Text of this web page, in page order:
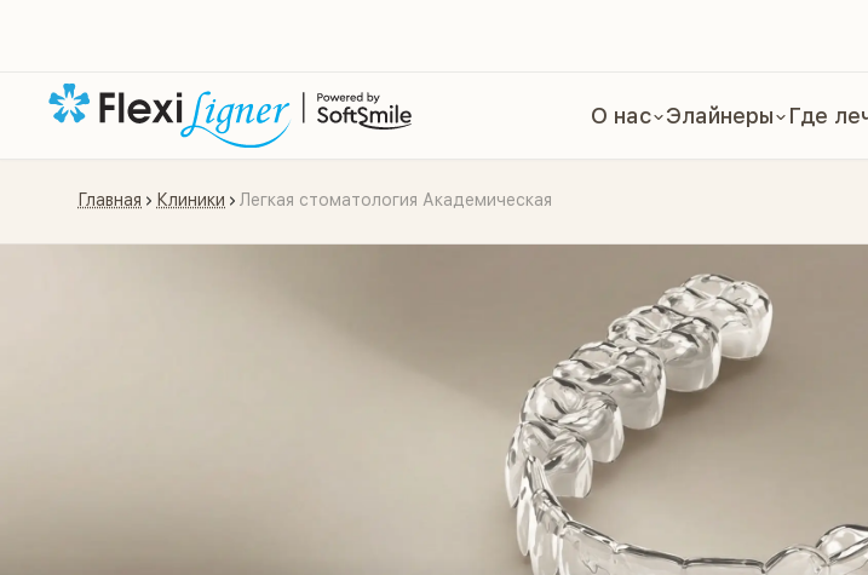
О нас Элайнеры Где
Главная Клиники Легкая стоматология Академическая